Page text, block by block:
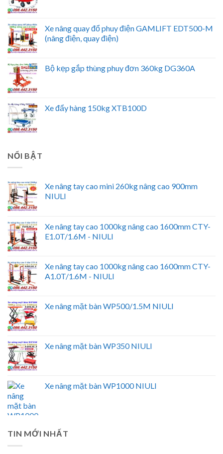
Xe nâng quay đổ phuy điện GAMLIFT EDT500-M
(nâng điện, quay điện)
Bộ kẹp gắp thùng phuy đơn 360kg DG360A
Xe đẩy hàng 150kg XTB100D
NỔI BẬT
Xe nâng tay cao mini 260kg nâng cao 900mm
NIULI
Xe nâng tay cao 1000kg nâng cao 1600mm CTY-
E1.0T/1.6M - NIULI
Xe nâng tay cao 1000kg nâng cao 1600mm CTY-
A1.0T/1.6M - NIULI
Xe nâng mặt bàn WP500/1.5M NIULI
Xe nâng mặt bàn WP350 NIULI
Xe nâng mặt bàn WP1000 NIULI
TIN MỚI NHẤT